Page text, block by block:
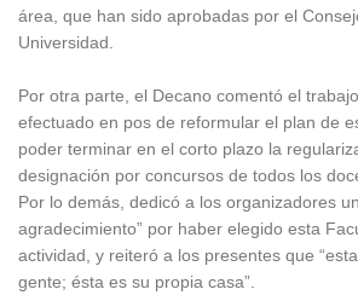
área, que han sido aprobadas por el
Universidad.
Por otra parte, el Decano comentó el
efectuado en pos de reformular el plan de
poder terminar en el corto plazo la
designación por concursos de todos los
Por lo demás, dedicó a los organizadores
agradecimiento” por haber elegido esta
actividad, y reiteró a los presentes que
gente; ésta es su propia casa”.